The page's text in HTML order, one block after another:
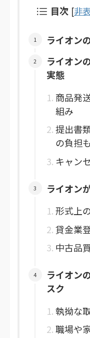
目次 [非
ライオン
ライオン
実態
商品発
組み
提出書
の負担
キャン
ライオン
形式上
貸金業
中古品
ライオン
スク
執拗な
職場や